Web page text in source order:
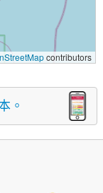
contributors
。